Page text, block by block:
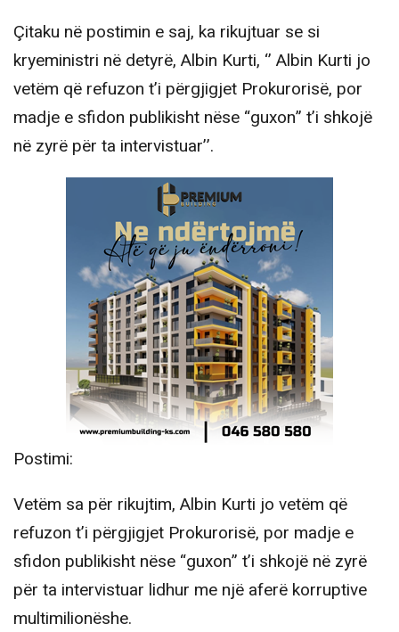
Çitaku në postimin e saj, ka rikujtuar se si
kryeministri në detyrë, Albin Kurti, ‘’ Albin Kurti jo
vetëm që refuzon t’i përgjigjet Prokurorisë, por
madje e sfidon publikisht nëse “guxon” t’i shkojë
në zyrë për ta intervistuar’’.
Postimi:
Vetëm sa për rikujtim, Albin Kurti jo vetëm që
refuzon t’i përgjigjet Prokurorisë, por madje e
sfidon publikisht nëse “guxon” t’i shkojë në zyrë
për ta intervistuar lidhur me një aferë korruptive
multimilionëshe.